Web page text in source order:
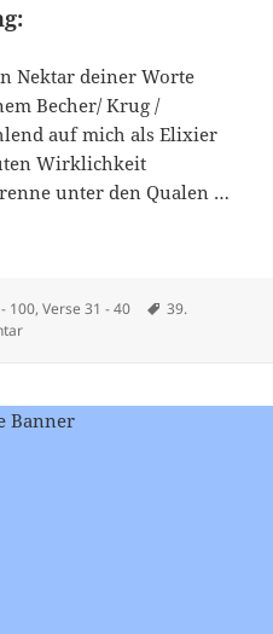
Nektar deiner Worte
Becher/ Krug /
auf mich als Elixier
Wirklichkeit
unter den Qualen …
100,Verse 31 - 40 Schlagwörter
39.
zu Viveka Chudamani – Vers 39
Banner